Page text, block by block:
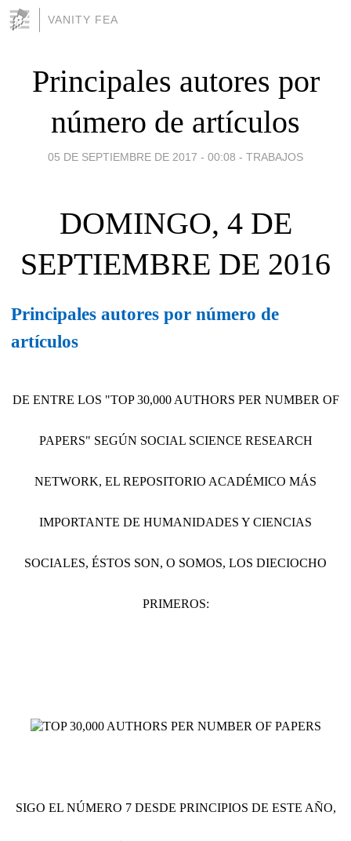
VANITY FEA
Principales autores por
número de artículos
05 DE SEPTIEMBRE DE 2017 - 00:08 - TRABAJOS
DOMINGO, 4 DE
SEPTIEMBRE DE 2016
Principales autores por número de
artículos
DE ENTRE LOS "TOP 30,000 AUTHORS PER NUMBER OF
PAPERS" SEGÚN SOCIAL SCIENCE RESEARCH
NETWORK, EL REPOSITORIO ACADÉMICO MÁS
IMPORTANTE DE HUMANIDADES Y CIENCIAS
SOCIALES, ÉSTOS SON, O SOMOS, LOS DIECIOCHO
PRIMEROS:
SIGO EL NÚMERO 7 DESDE PRINCIPIOS DE ESTE AÑO,